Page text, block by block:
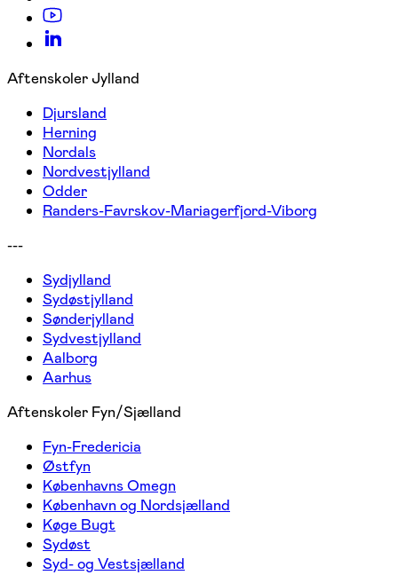
Aftenskoler Jylland
Djursland
Herning
Nordals
Nordvestjylland
Odder
Randers-Favrskov-Mariagerfjord-Viborg
---
Sydjylland
Sydøstjylland
Sønderjylland
Sydvestjylland
Aalborg
Aarhus
Aftenskoler Fyn/Sjælland
Fyn-Fredericia
Østfyn
Københavns Omegn
København og Nordsjælland
Køge Bugt
Sydøst
Syd- og Vestsjælland